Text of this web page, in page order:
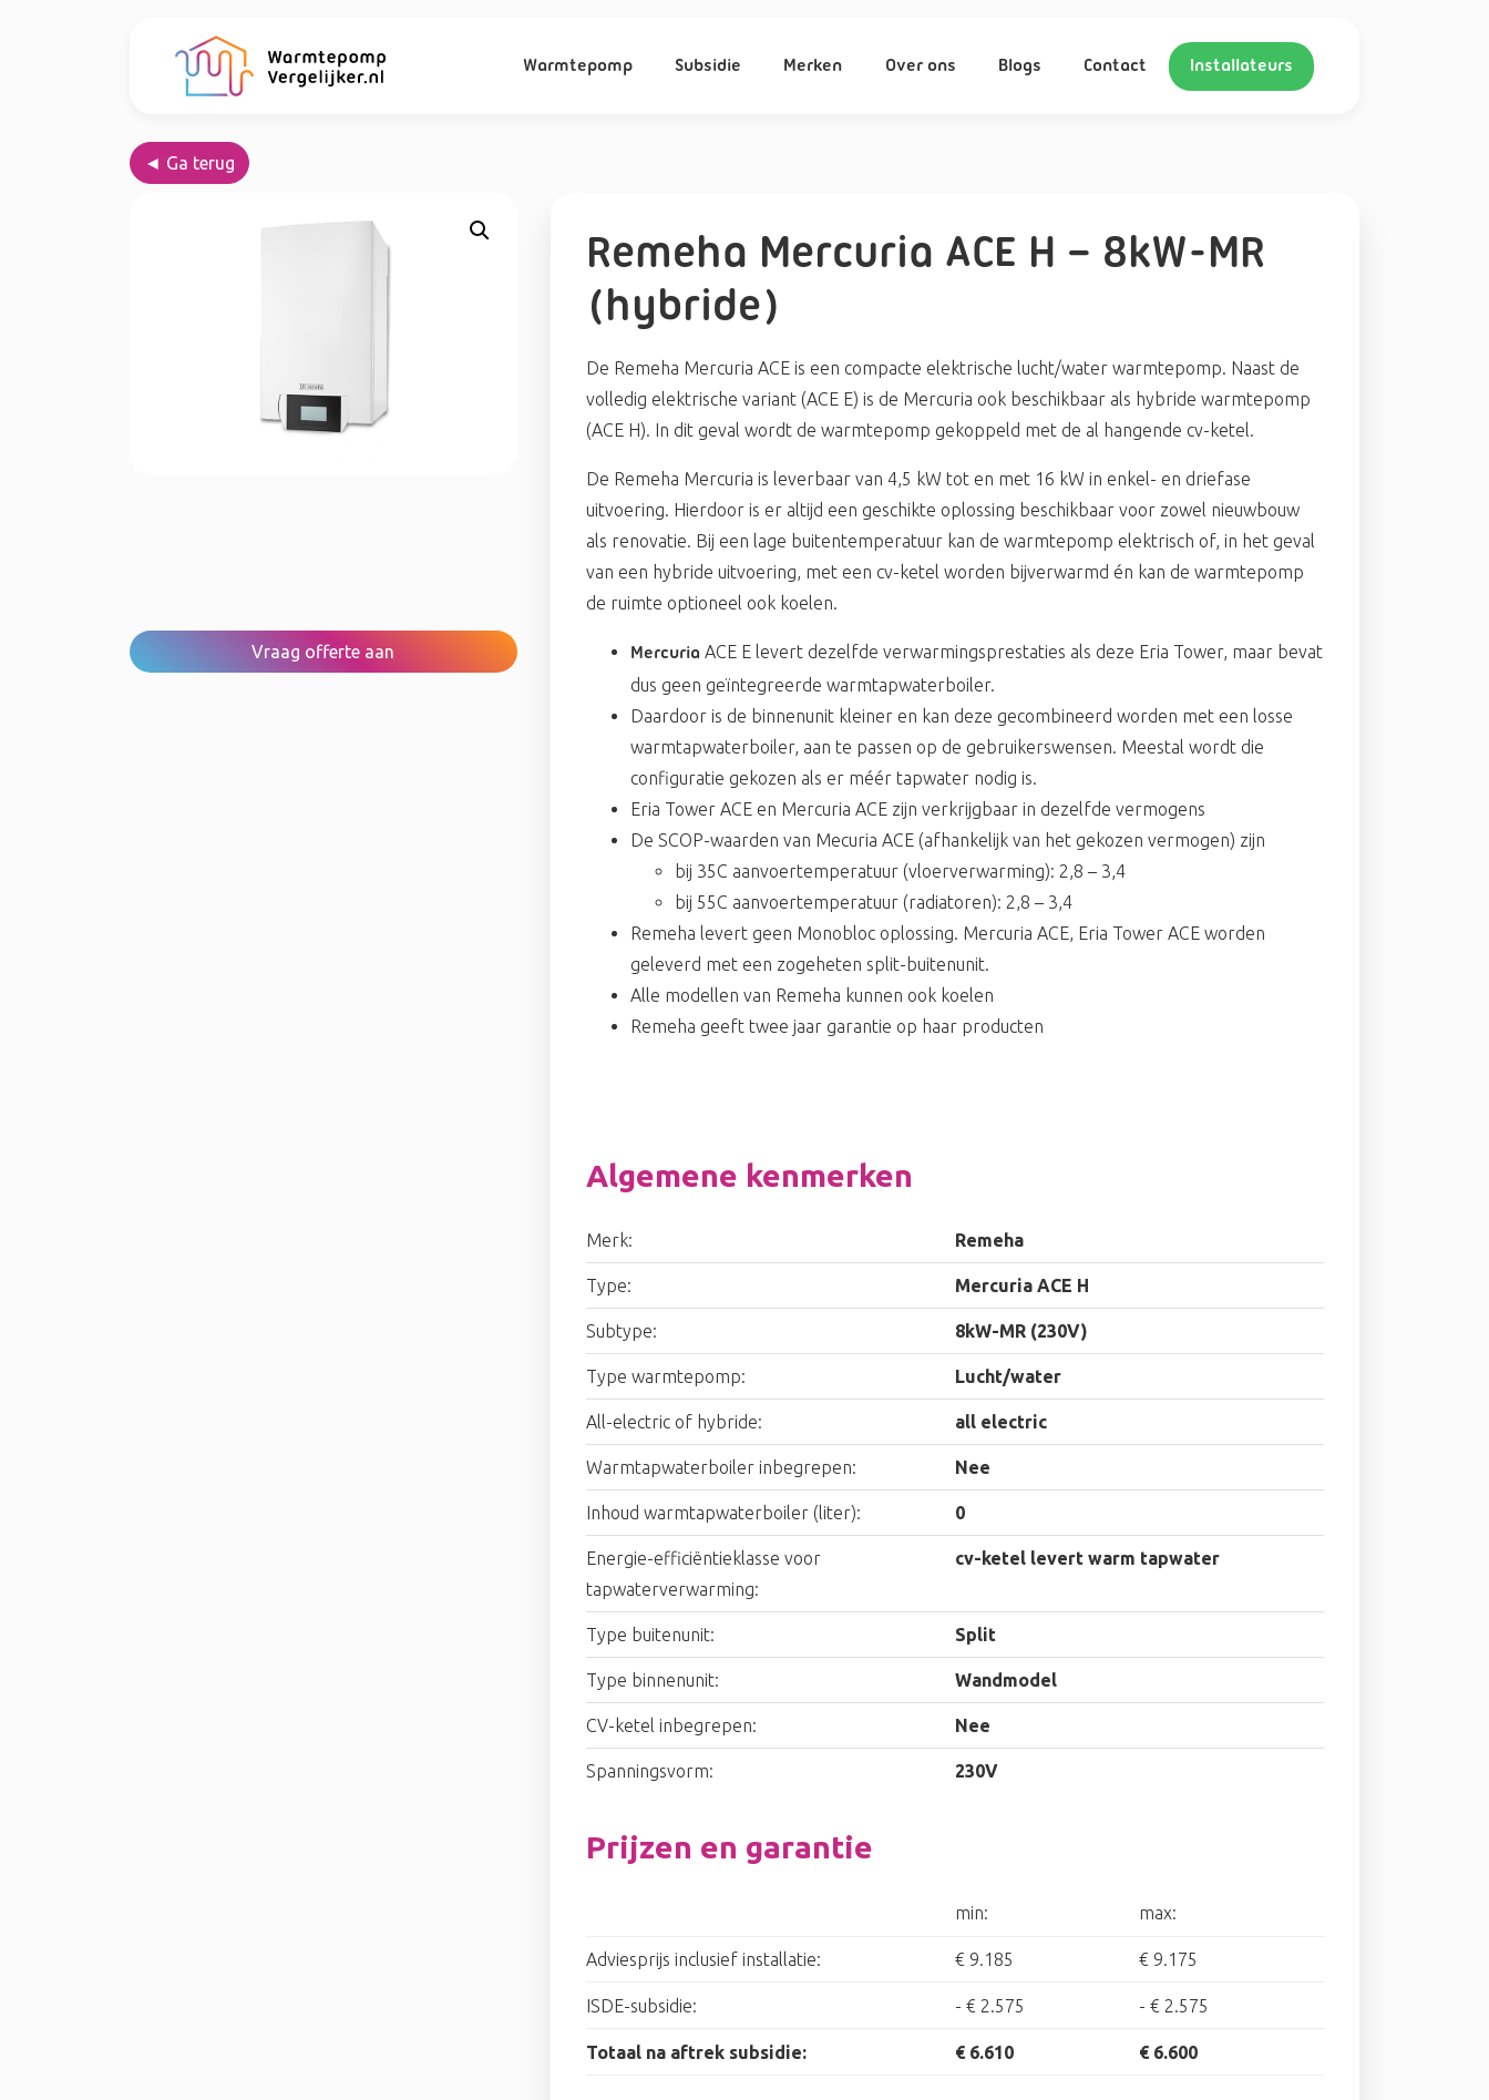
Warmtepomp Subsidie Merken Over ons Blogs Contact Installateurs
◄ Ga terug
Vraag offerte aan
Remeha Mercuria ACE H – 8kW-MR
(hybride)
De Remeha Mercuria ACE is een compacte elektrische lucht/water warmtepomp. Naast de
volledig elektrische variant (ACE E) is de Mercuria ook beschikbaar als hybride warmtepomp
(ACE H). In dit geval wordt de warmtepomp gekoppeld met de al hangende cv-ketel.
De Remeha Mercuria is leverbaar van 4,5 kW tot en met 16 kW in enkel- en driefase
uitvoering. Hierdoor is er altijd een geschikte oplossing beschikbaar voor zowel nieuwbouw
als renovatie. Bij een lage buitentemperatuur kan de warmtepomp elektrisch of, in het geval
van een hybride uitvoering, met een cv-ketel worden bijverwarmd én kan de warmtepomp
de ruimte optioneel ook koelen.
Mercuria ACE E levert dezelfde verwarmingsprestaties als deze Eria Tower, maar bevat
dus geen geïntegreerde warmtapwaterboiler.
Daardoor is de binnenunit kleiner en kan deze gecombineerd worden met een losse
warmtapwaterboiler, aan te passen op de gebruikerswensen. Meestal wordt die
configuratie gekozen als er méér tapwater nodig is.
Eria Tower ACE en Mercuria ACE zijn verkrijgbaar in dezelfde vermogens
De SCOP-waarden van Mecuria ACE (afhankelijk van het gekozen vermogen) zijn
bij 35C aanvoertemperatuur (vloerverwarming): 2,8 – 3,4
bij 55C aanvoertemperatuur (radiatoren): 2,8 – 3,4
Remeha levert geen Monobloc oplossing. Mercuria ACE, Eria Tower ACE worden
geleverd met een zogeheten split-buitenunit.
Alle modellen van Remeha kunnen ook koelen
Remeha geeft twee jaar garantie op haar producten
Algemene kenmerken
Merk: Remeha
Type: Mercuria ACE H
Subtype: 8kW-MR (230V)
Type warmtepomp: Lucht/water
All-electric of hybride: all electric
Warmtapwaterboiler inbegrepen: Nee
Inhoud warmtapwaterboiler (liter): 0
Energie-efficiëntieklasse voor
tapwaterverwarming:
cv-ketel levert warm tapwater
Type buitenunit: Split
Type binnenunit: Wandmodel
CV-ketel inbegrepen: Nee
Spanningsvorm: 230V
Prijzen en garantie
min: max:
Adviesprijs inclusief installatie: € 9.185 € 9.175
ISDE-subsidie: - € 2.575 -€ 2.575
Totaal na aftrek subsidie: € 6.610 € 6.600